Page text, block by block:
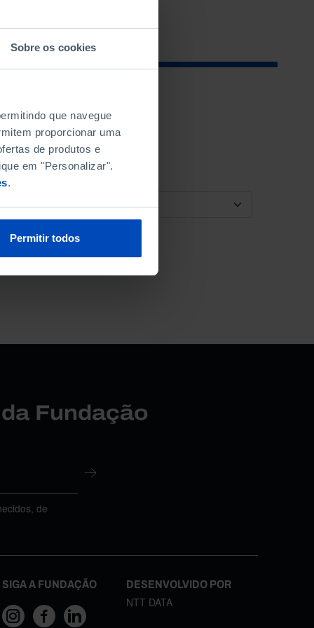
Sobre os cookies
que navegue
proporcionar uma
de produtos e
em "Personalizar".
.
Permitir todos
ORDENAR POR
Fundação
de
SIGA A FUNDAÇÃO DESENVOLVIDO POR
NTT DATA